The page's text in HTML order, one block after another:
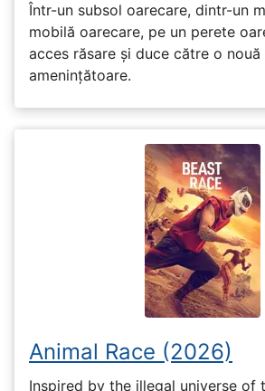
Într-un subsol oarecare, dintr-un
mobilă oarecare, pe un perete
acces răsare și duce către o
amenințătoare.
Animal Race (2026)
Inspired by the illegal universe of